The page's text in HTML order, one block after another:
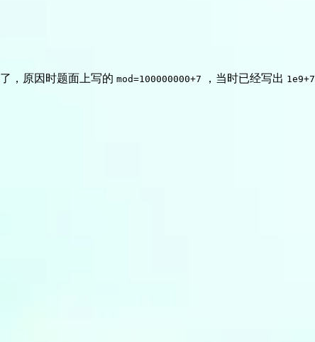
了，原因时题面上写的 mod=100000000+7 ，当时已经写出 1e9+7